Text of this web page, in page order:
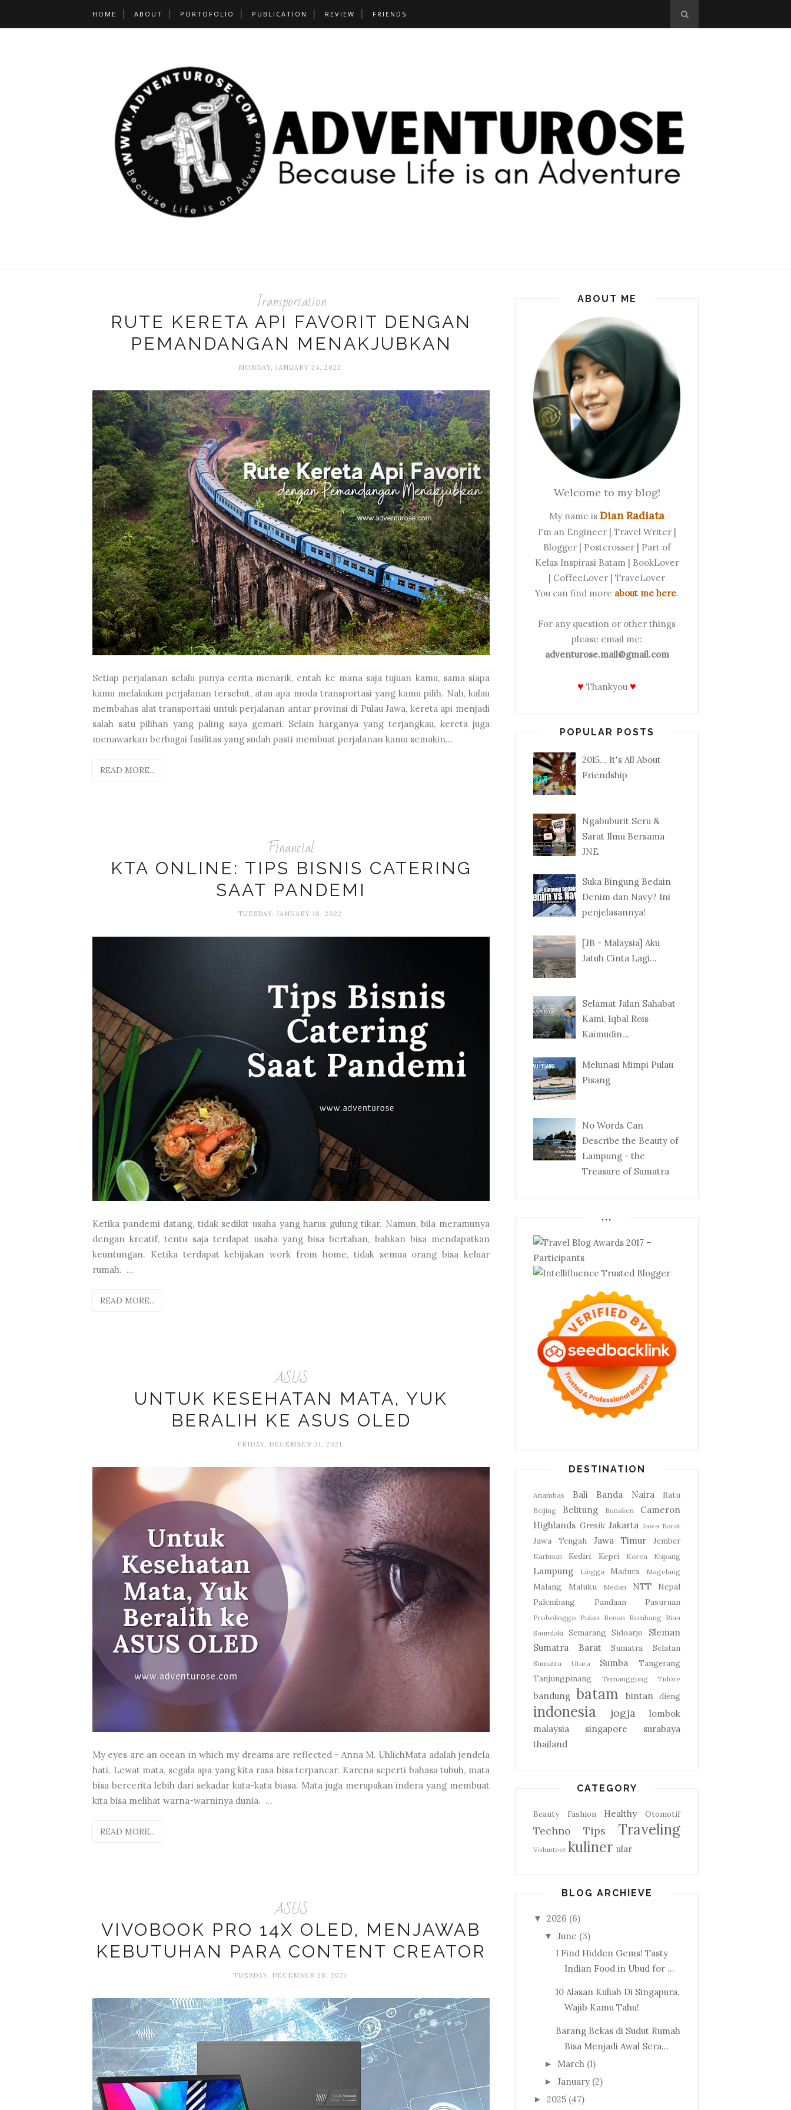
HOME ABOUT PORTOFOLIO PUBLICATION REVIEW FRIENDS
Transportation
RUTE KERETA API FAVORIT DENGAN
PEMANDANGAN MENAKJUBKAN
MONDAY, JANUARY 24, 2022
Setiap perjalanan selalu punya cerita menarik, entah ke mana saja tujuan kamu, sama siapa
kamu melakukan perjalanan tersebut, atau apa moda transportasi yang kamu pilih. Nah, kalau
membahas alat transportasi untuk perjalanan antar provinsi di Pulau Jawa, kereta api menjadi
salah satu pilihan yang paling saya gemari. Selain harganya yang terjangkau, kereta juga
menawarkan berbagai fasilitas yang sudah pasti membuat perjalanan kamu semakin...
READ MORE...
Financial
KTA ONLINE: TIPS BISNIS CATERING
SAAT PANDEMI
TUESDAY, JANUARY 18, 2022
Ketika pandemi datang, tidak sedikit usaha yang harus gulung tikar. Namun, bila meramunya
dengan kreatif, tentu saja terdapat usaha yang bisa bertahan, bahkan bisa mendapatkan
keuntungan. Ketika terdapat kebijakan work from home, tidak semua orang bisa keluar
rumah. ...
READ MORE...
ASUS
UNTUK KESEHATAN MATA, YUK
BERALIH KE ASUS OLED
FRIDAY, DECEMBER 31, 2021
My eyes are an ocean in which my dreams are reflected - Anna M. UhlichMata adalah jendela
hati. Lewat mata, segala apa yang kita rasa bisa terpancar. Karena seperti bahasa tubuh, mata
bisa bercerita lebih dari sekadar kata-kata biasa. Mata juga merupakan indera yang membuat
kita bisa melihat warna-warninya dunia. ...
READ MORE...
ASUS
VIVOBOOK PRO 14X OLED, MENJAWAB
KEBUTUHAN PARA CONTENT CREATOR
TUESDAY, DECEMBER 28, 2021
ABOUT ME
Welcome to my blog!
My name is Dian Radiata
I'm an Engineer | Travel Writer |
Blogger | Postcrosser | Part of
Kelas Inspirasi Batam | BookLover
| CoffeeLover | TraveLover
You can find more about me here.
For any question or other things
please email me:
adventurose.mail@gmail.com
♥ Thankyou ♥
POPULAR POSTS
2015... It's All About
Friendship
Ngabuburit Seru &
Sarat Ilmu Bersama
JNE
Suka Bingung Bedain
Denim dan Navy? Ini
penjelasannya!
[JB - Malaysia] Aku
Jatuh Cinta Lagi...
Selamat Jalan Sahabat
Kami, Iqbal Rois
Kaimudin...
Melunasi Mimpi Pulau
Pisang
No Words Can
Describe the Beauty of
Lampung - the
Treasure of Sumatra
...
DESTINATION
Anambas Bali Banda Naira Batu
Beijing Belitung Bunaken
Cameron
Highlands Gresik Jakarta Jawa Barat
Jawa Tengah Jawa Timur Jember
Karimun Kediri Kepri Korea Kupang
Lampung Lingga Madura Magelang
Malang Maluku Medan NTT
Nepal
Palembang
Pandaan Pasuruan
Probolinggo Pulau Benan Rembang Riau
Saumlaki Semarang Sidoarjo
Sleman
Sumatra Barat
Sumatra Selatan
Sumatra Utara Sumba
Tangerang
Tanjungpinang
Temanggung Tidore
bandung batam bintan dieng
indonesia jogja
lombok
malaysia
singapore
surabaya
thailand
CATEGORY
Beauty Fashion Healthy Otomotif
Techno Tips Traveling
Volunteer kuliner ular
BLOG ARCHIEVE
▼ 2026 (6)
▼ June (3)
I Find Hidden Gems! Tasty
Indian Food in Ubud for ...
10 Alasan Kuliah Di Singapura,
Wajib Kamu Tahu!
Barang Bekas di Sudut Rumah
Bisa Menjadi Awal Sera...
► March (1)
► January (2)
► 2025 (47)